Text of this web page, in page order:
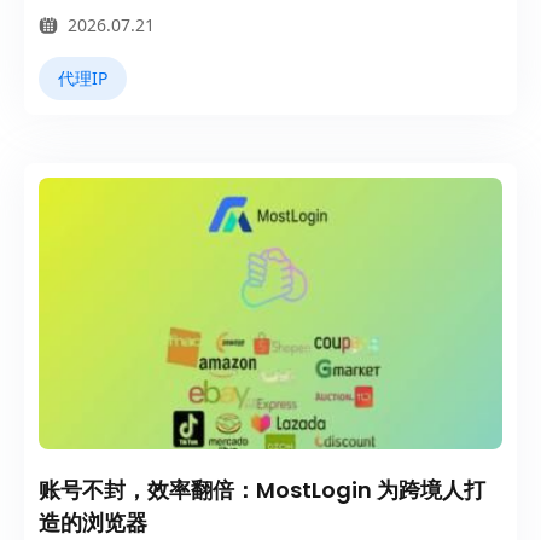
2026.07.21
代理IP
账号不封，效率翻倍：MostLogin 为跨境人打
造的浏览器